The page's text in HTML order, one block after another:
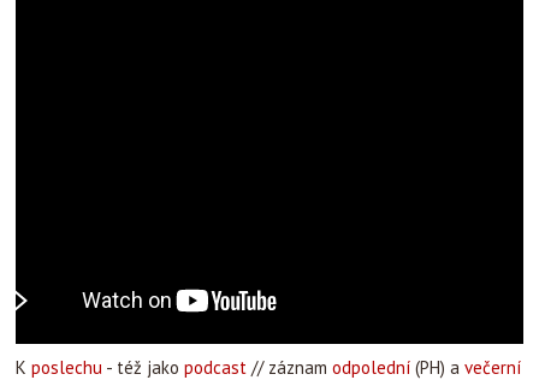
K poslechu - též jako podcast // záznam odpolední (PH) a večerní